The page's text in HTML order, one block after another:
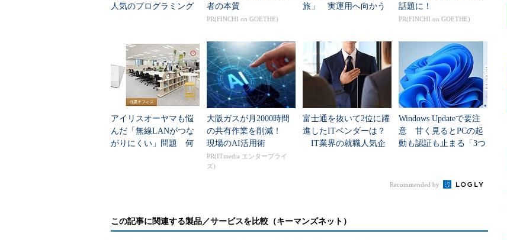
す
10：［コンピューター名、ドメインおよびワークグループの設定］－［設定の変
更］を選択します
11：［変更］－［所属するグループ］－［ドメイン］を選択します
12：テキストボックスにオンプレミス環境のドメイン名を入力し、［OK］を選択
します。今回は「masuda.work」を入力
13：［コンピューター名/ドメイン名の変更］が表示されたら、ユーザー名にAD DS
の構築の手順4：で設定したドメイン管理者アカウント名（今回は
「domainadmin」）とパスワードを入力し、［OK］－［OK］－［OK］－［閉じ
る］を選択します
ンに参加させます
人気のプログラミング
者の本質
PR(FINCHI on GOETHE)
旅」 実運用へ向かう
話題に！
PR(FINCHI on GOETHE)
アイリスオーヤマも悩
んだ「無線LANがつな
がりにくい」問題 何
大阪ガスが月2000時間
の共有作業を削減！
現場のAI活用術
PR(ITmedia エンタープライ
ズ)
富士通を抜いて2位に躍
進したITベンダーは？
IT業界の就職人気企
Windows Updateで要注
意 甘く見るとPCの起
動も認証も止まる「3つ
Recommended by
この記事に関連する製品／サービスを比較（キーマンズネット）